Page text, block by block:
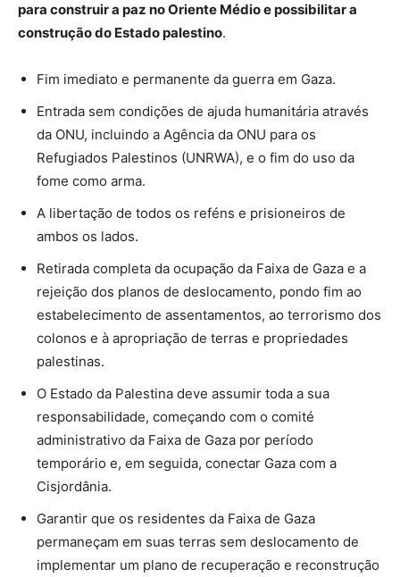
para construir a paz no Oriente Médio e possibilitar a
construção do Estado palestino.
Fim imediato e permanente da guerra em Gaza.
Entrada sem condições de ajuda humanitária através
da ONU, incluindo a Agência da ONU para os
Refugiados Palestinos (UNRWA), e o fim do uso da
fome como arma.
A libertação de todos os reféns e prisioneiros de
ambos os lados.
Retirada completa da ocupação da Faixa de Gaza e a
rejeição dos planos de deslocamento, pondo fim ao
estabelecimento de assentamentos, ao terrorismo dos
colonos e à apropriação de terras e propriedades
palestinas.
O Estado da Palestina deve assumir toda a sua
responsabilidade, começando com o comité
administrativo da Faixa de Gaza por período
temporário e, em seguida, conectar Gaza com a
Cisjordânia.
Garantir que os residentes da Faixa de Gaza
permaneçam em suas terras sem deslocamento de
implementar um plano de recuperação e reconstrução